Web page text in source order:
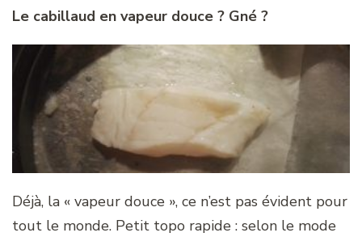
Le cabillaud en vapeur douce ? Gné ?
Déjà, la « vapeur douce », ce n’est pas évident pour
tout le monde. Petit topo rapide : selon le mode